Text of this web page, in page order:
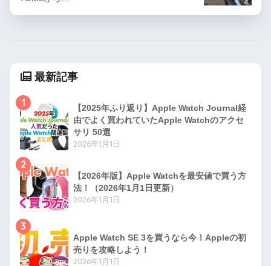
最新記事
1
【2025年ふり返り】Apple Watch Journal経
由でよく買われていたApple Watchのアクセ
サリ 50選
2026年1月1日
2
【2026年版】Apple Watchを最安値で買う方
法！（2026年1月1日更新）
2026年1月1日
3
Apple Watch SE 3を買うなら今！Appleの初
売りを攻略しよう！
2026年1月1日